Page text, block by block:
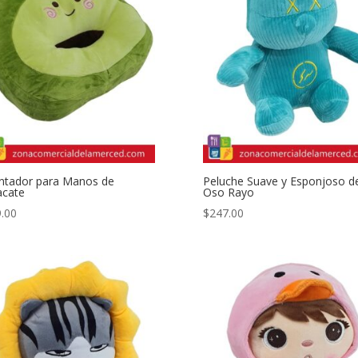
para Manos de Peluche Suave y Esponjoso
Oso Rayo
$247.00